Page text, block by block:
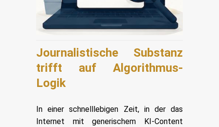
Journalistische Substanz
trifft auf Algorithmus-
Logik
In einer schnelllebigen Zeit, in der das
Internet mit generischem KI-Content